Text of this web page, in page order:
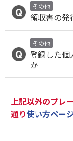
その他
領収書の発
その他
登録した個
か
上記以外のプレ
通り使い方ペー